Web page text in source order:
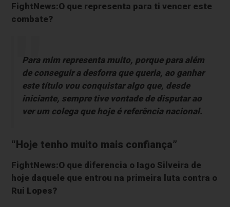
FightNews:O que representa para ti vencer este
combate?
Para mim representa muito, porque para além
de conseguir a desforra que queria, ao ganhar
este título vou conquistar algo que, desde
iniciante, sempre tive vontade de disputar ao
ver um colega que hoje é referência nacional.
“Hoje tenho muito mais confiança”
FightNews:O que diferencia o Iago Silveira de
hoje daquele que entrou na primeira luta contra o
Rui Lopes?